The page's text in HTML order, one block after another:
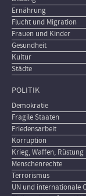
Ernährung
Flucht und Migration
Frauen und Kinder
Gesundheit
Kultur
Städte
POLITIK
Demokratie
Fragile Staaten
Friedensarbeit
Korruption
Krieg, Waffen, Rüstung
Menschenrechte
Terrorismus
UN und internationale